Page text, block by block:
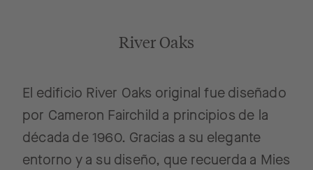
River Oaks
El edificio River Oaks original fue diseñado
por Cameron Fairchild a principios de la
década de 1960. Gracias a su elegante
entorno y a su diseño, que recuerda a Mies